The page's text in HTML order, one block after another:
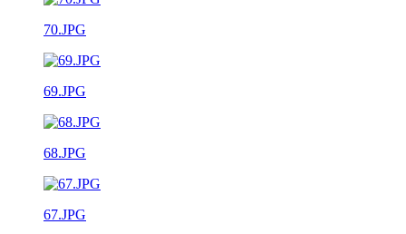
70.JPG
69.JPG
68.JPG
67.JPG